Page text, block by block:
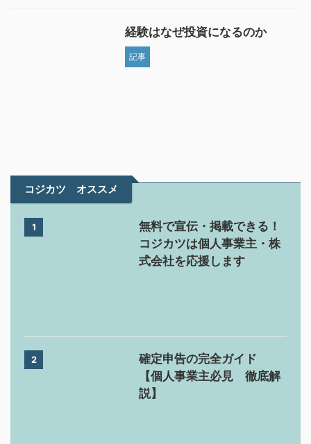
経験はなぜ投資になるのか
記事
コジカツ オススメ
1
無料で宣伝・掲載できる！
コジカツは個人事業主・株
式会社を応援します
2
確定申告の完全ガイド
【個人事業主必見 徹底解
説】